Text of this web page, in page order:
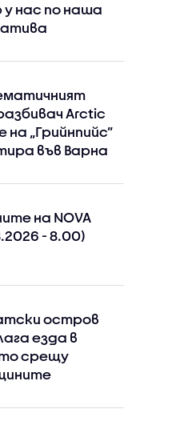
у нас по наша
Arctic
на „Грийнпийс”
във Варна
на NOVA
- 8.00)
остров
езда в
срещу